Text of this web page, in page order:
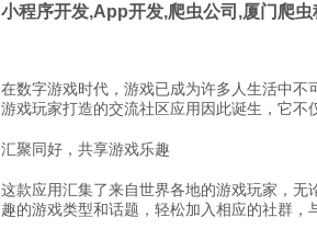
小程序开发,App开发,爬虫公司 ,厦门爬虫
在数字游戏时代，游戏已成为许多人生活中
游戏玩家打造的交流社区应用因此诞生，它
汇聚同好，共享游戏乐趣
这款应用汇集了来自世界各地的游戏玩家，
趣的游戏类型和话题，轻松加入相应的社群